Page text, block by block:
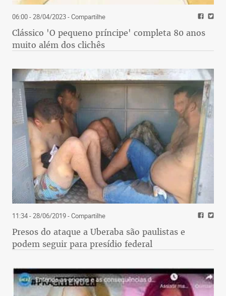
06:00 - 28/04/2023- Compartilhe
Clássico 'O pequeno príncipe' completa 80 anos
muito além dos clichês
11:34 - 28/06/2019- Compartilhe
Presos do ataque a Uberaba são paulistas e
podem seguir para presídio federal